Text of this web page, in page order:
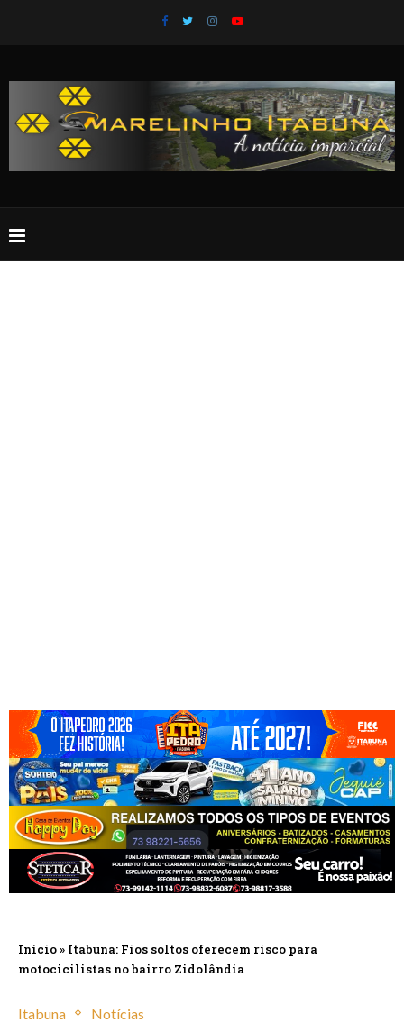
Início» Itabuna: Fios soltos oferecem risco para
motocicilistas no bairro Zidolândia
Itabuna Notícias